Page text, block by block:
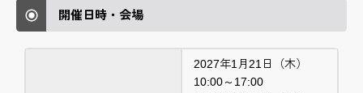
開催日時・会場
2027年1月21日（木）
10:00～17:00